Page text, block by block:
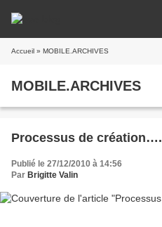
Accueil » MOBILE.ARCHIVES
MOBILE.ARCHIVES
Processus de création….
Publié le 27/12/2010 à 14:56
Par Brigitte Valin